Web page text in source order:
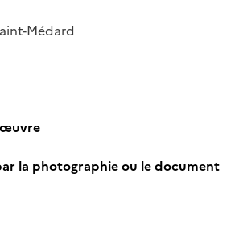
Médard
la photographie ou le document